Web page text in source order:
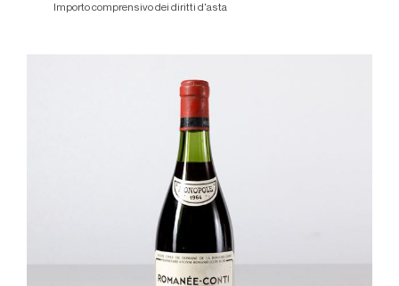
Importo comprensivo dei diritti d'asta